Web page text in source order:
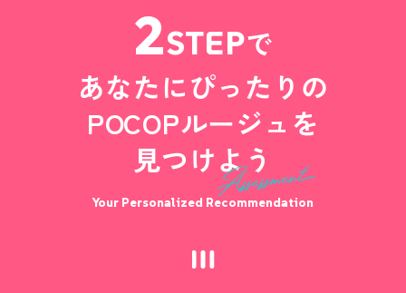
2STEPで
あなたにぴったりの
POCOPルージュを
見つけよう
Your Personalized Recommendation